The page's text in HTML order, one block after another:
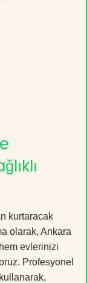
kurtaracak
olarak, Ankara
evlerinizi
Profesyonel